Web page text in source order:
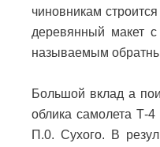
чиновникам
деревянный макет
называемым
Большой вклад а
облика самолета Т-
П.0. Сухого. В